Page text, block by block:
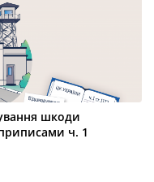
шкоди
ч. 1